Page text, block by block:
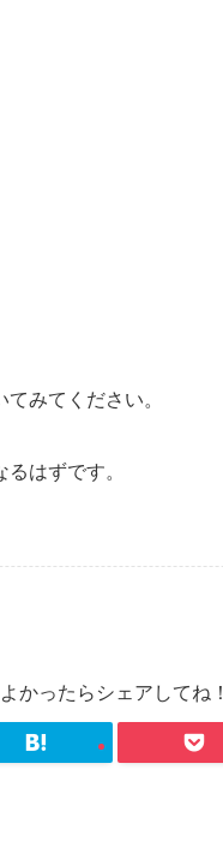
みてください。
はずです。
よかったらシェアしてね！